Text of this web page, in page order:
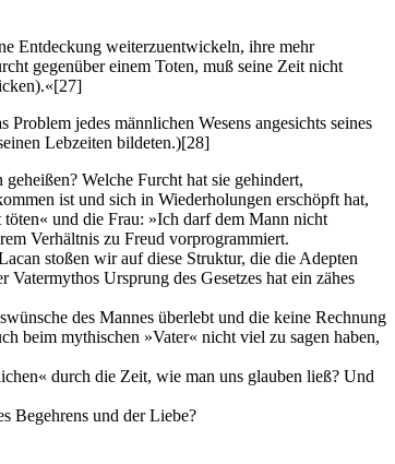
Entdeckung weiterzuentwickeln, ihre mehr
gegenüber einem Toten, muß seine Zeit nicht
[27]
jedes männlichen Wesens angesichts seines
Lebzeiten bildeten.)[28]
Welche Furcht hat sie gehindert,
ist und sich in Wiederholungen erschöpft hat,
und die Frau: »Ich darf dem Mann nicht
Verhältnis zu Freud vorprogrammiert.
stoßen wir auf diese Struktur, die die Adepten
Ursprung des Gesetzes hat ein zähes
des Mannes überlebt und die keine Rechnung
beim mythischen »Vater« nicht viel zu sagen haben,
durch die Zeit, wie man uns glauben ließ? Und
Begehrens und der Liebe?